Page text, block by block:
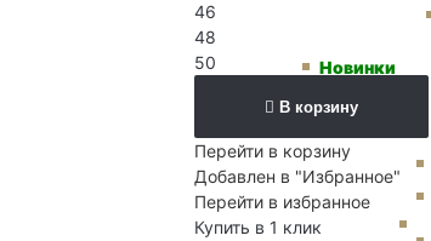
Новинки
46
48
50
В корзину
Перейти в корзину
Добавлен в "Избранное"
Перейти в избранное
Купить в 1 клик